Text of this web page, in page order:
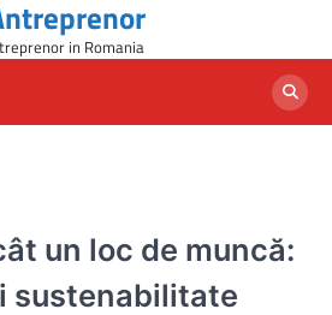
in Romania
un loc de muncă:
sustenabilitate